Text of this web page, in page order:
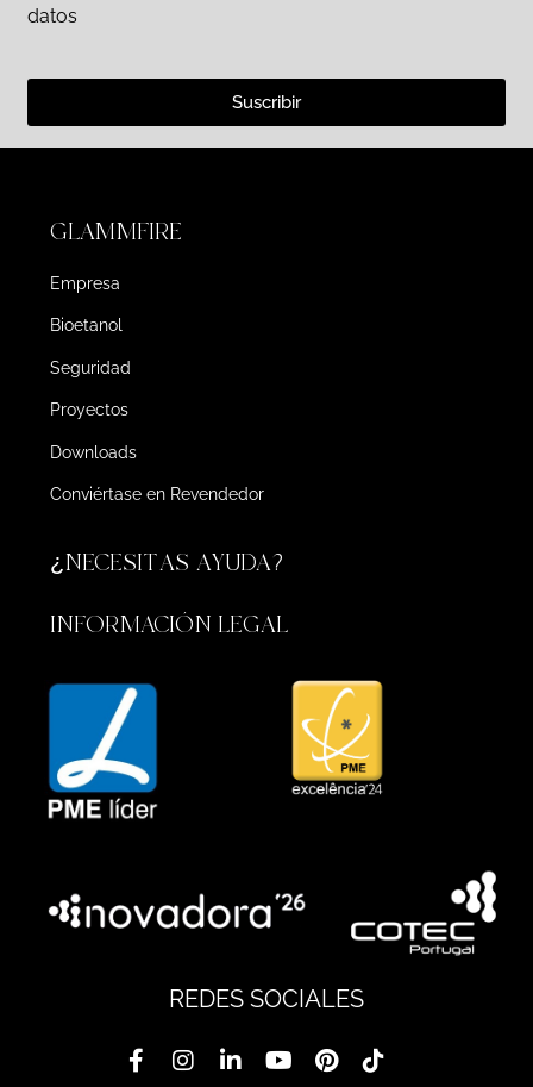
datos
Suscribir
GLAMMFIRE
Empresa
Bioetanol
Seguridad
Proyectos
Downloads
Conviértase en Revendedor
¿NECESITAS AYUDA?
INFORMACIÓN LEGAL
REDES SOCIALES